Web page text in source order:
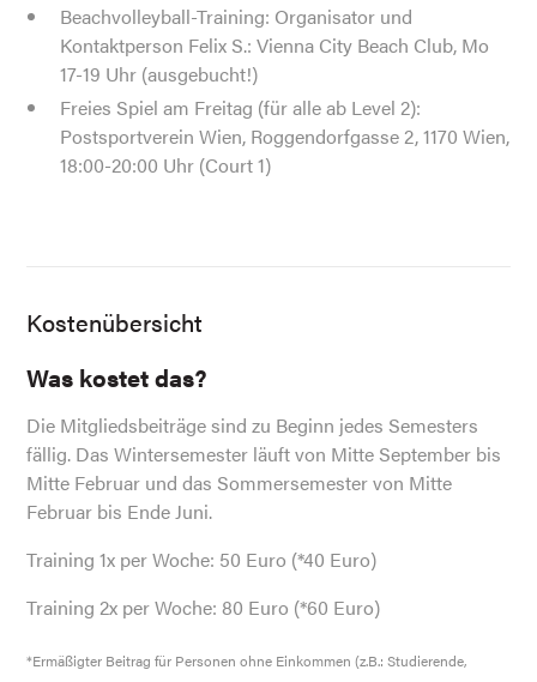
Beachvolleyball-Training: Organisator und
Kontaktperson Felix S.: Vienna City Beach Club, Mo
17-19 Uhr (ausgebucht!)
Freies Spiel am Freitag (für alle ab Level 2):
Postsportverein Wien, Roggendorfgasse 2, 1170 Wien,
18:00-20:00 Uhr (Court 1)
Kostenübersicht
Was kostet das?
Die Mitgliedsbeiträge sind zu Beginn jedes Semesters
fällig. Das Wintersemester läuft von Mitte September bis
Mitte Februar und das Sommersemester von Mitte
Februar bis Ende Juni.
Training 1x per Woche: 50 Euro (*40 Euro)
Training 2x per Woche: 80 Euro (*60 Euro)
*Ermäßigter Beitrag für Personen ohne Einkommen (z.B.: Studierende,